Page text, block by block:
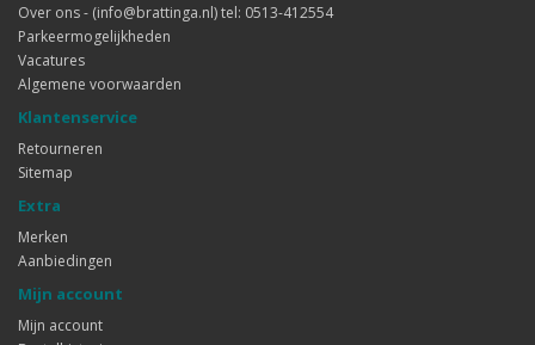
Over ons - (info@brattinga.nl) tel: 0513-412554
Parkeermogelijkheden
Vacatures
Algemene voorwaarden
Klantenservice
Retourneren
Sitemap
Extra
Merken
Aanbiedingen
Mijn account
Mijn account